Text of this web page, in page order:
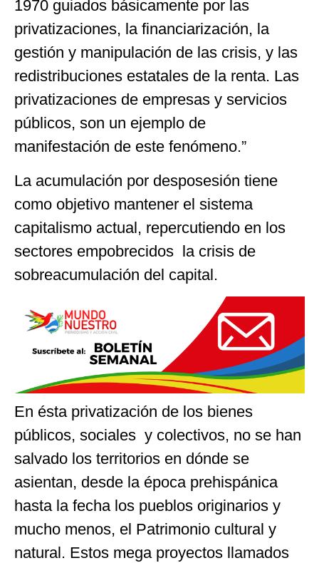
1970 guiados básicamente por las
privatizaciones, la financiarización, la
gestión y manipulación de las crisis, y las
redistribuciones estatales de la renta. Las
privatizaciones de empresas y servicios
públicos, son un ejemplo de
manifestación de este fenómeno.”
La acumulación por desposesión tiene
como objetivo mantener el sistema
capitalismo actual, repercutiendo en los
sectores empobrecidos la crisis de
sobreacumulación del capital.
En ésta privatización de los bienes
públicos, sociales y colectivos, no se han
salvado los territorios en dónde se
asientan, desde la época prehispánica
hasta la fecha los pueblos originarios y
mucho menos, el Patrimonio cultural y
natural. Estos mega proyectos llamados